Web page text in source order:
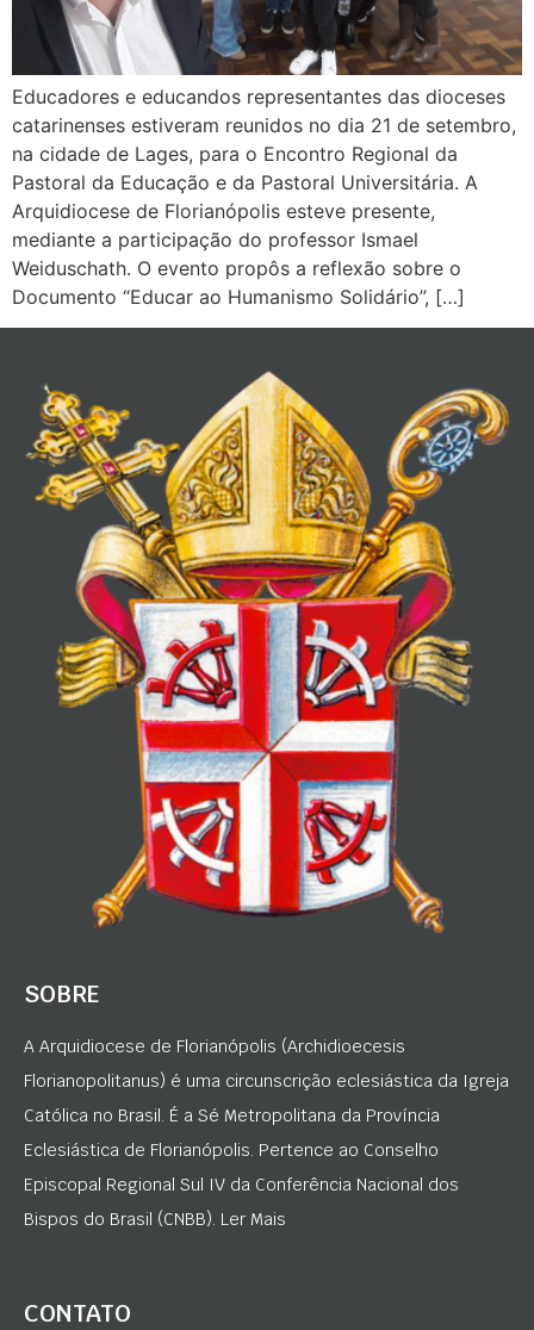
Educadores e educandos representantes das dioceses
catarinenses estiveram reunidos no dia 21 de setembro,
na cidade de Lages, para o Encontro Regional da
Pastoral da Educação e da Pastoral Universitária. A
Arquidiocese de Florianópolis esteve presente,
mediante a participação do professor Ismael
Weiduschath. O evento propôs a reflexão sobre o
Documento “Educar ao Humanismo Solidário”, […]
SOBRE
A Arquidiocese de Florianópolis (Archidioecesis
Florianopolitanus) é uma circunscrição eclesiástica da Igreja
Católica no Brasil. É a Sé Metropolitana da Província
Eclesiástica de Florianópolis. Pertence ao Conselho
Episcopal Regional Sul IV da Conferência Nacional dos
Bispos do Brasil (CNBB). Ler Mais
CONTATO